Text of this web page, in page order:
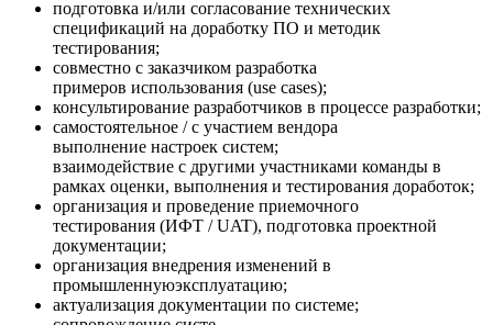
подготовка и/или согласование технических
спецификаций на доработку ПО и методик
тестирования;
совместно с заказчиком разработка
примеров использования (use cases);
консультирование разработчиков в процессе разработки;
самостоятельное / с участием вендора
выполнение настроек систем;
взаимодействие с другими участниками команды в
рамках оценки, выполнения и тестирования доработок;
организация и проведение приемочного
тестирования (ИФТ / UAT), подготовка проектной
документации;
организация внедрения изменений в
промышленнуюэксплуатацию;
актуализация документации по системе;